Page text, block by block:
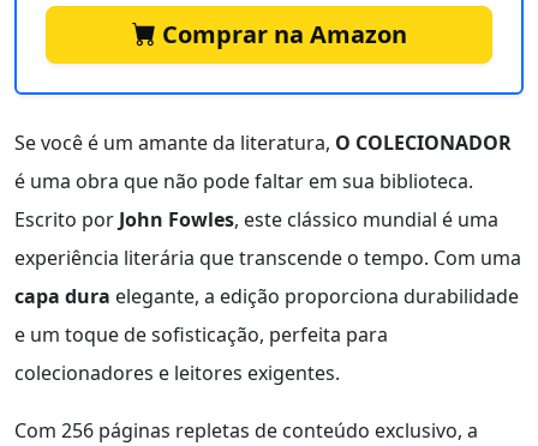
Comprar na Amazon
Se você é um amante da literatura, O COLECIONADOR
é uma obra que não pode faltar em sua biblioteca.
Escrito por John Fowles, este clássico mundial é uma
experiência literária que transcende o tempo. Com uma
capa dura elegante, a edição proporciona durabilidade
e um toque de sofisticação, perfeita para
colecionadores e leitores exigentes.
Com 256 páginas repletas de conteúdo exclusivo, a